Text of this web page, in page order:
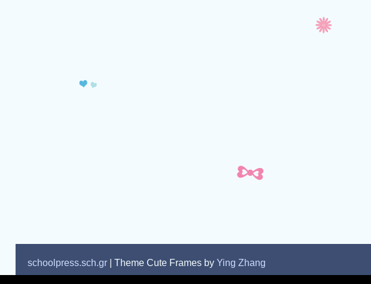
schoolpress.sch.gr | Theme Cute Frames by Ying Zhang